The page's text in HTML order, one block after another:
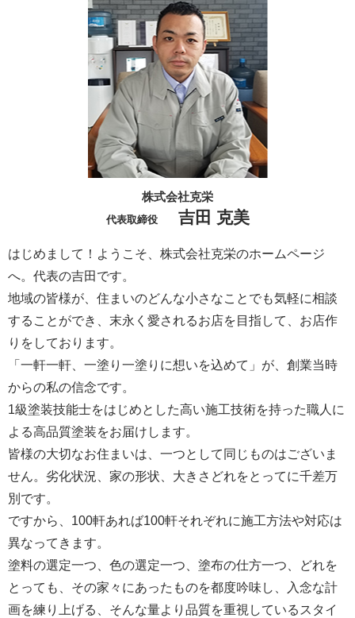
株式会社克栄
代表取締役 吉田 克美
はじめまして！ようこそ、株式会社克栄のホームページ
へ。代表の吉田です。
地域の皆様が、住まいのどんな小さなことでも気軽に相談
することができ、末永く愛されるお店を目指して、お店作
りをしております。
「一軒一軒、一塗り一塗りに想いを込めて」が、創業当時
からの私の信念です。
1級塗装技能士をはじめとした高い施工技術を持った職人に
よる高品質塗装をお届けします。
皆様の大切なお住まいは、一つとして同じものはございま
せん。劣化状況、家の形状、大きさどれをとってに千差万
別です。
ですから、100軒あれば100軒それぞれに施工方法や対応は
異なってきます。
塗料の選定一つ、色の選定一つ、塗布の仕方一つ、どれを
とっても、その家々にあったものを都度吟味し、入念な計
画を練り上げる、そんな量より品質を重視しているスタイ